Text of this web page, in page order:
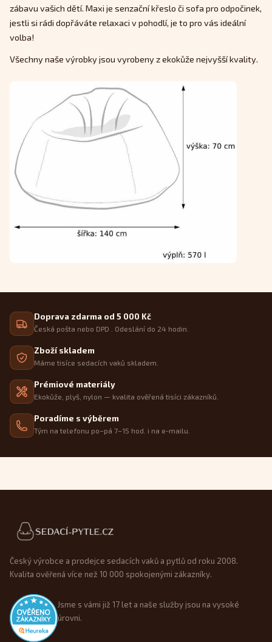
zábavu vašich dětí. Maxi je senzační křeslo či sofa pro odpočinek,
jestli si rádi dopřáváte relaxaci v pohodlí, je to pro vás ideální
volba!
Všechny naše výrobky jsou vyrobeny z ekokůže nejvyšší kvality.
Doprava zdarma od 5 000 Kč
Česká pošta nebo DPD . Odeslání do 24 hodin.
Zboží skladem
Máme tisíce sedacích vaků skladem.
Prémiové materiály
Ekokůže, plyš, nylon — kvalita ověřená tisíci zákazníků.
Poradíme s výběrem
Tým na telefonu po–pá 7–15 hod. i na e-mailu.
Patička webu
Český výrobce a prodejce sedacích vaků a pytlů od roku 2008.
Kvalita ověřená více než 10 000 spokojenými zákazníky.
Jsme s vámi již 17 let a naše služby jsou na vysoké
úrovni.